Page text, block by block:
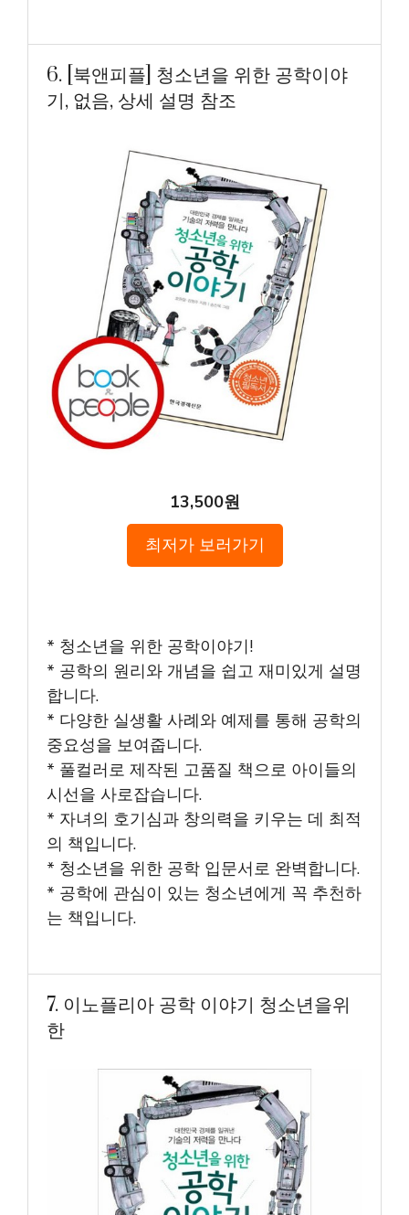
6. [북앤피플] 청소년을 위한 공학이야
기, 없음, 상세 설명 참조
13,500원
최저가 보러가기
* 청소년을 위한 공학이야기!
* 공학의 원리와 개념을 쉽고 재미있게 설명
합니다.
* 다양한 실생활 사례와 예제를 통해 공학의
중요성을 보여줍니다.
* 풀컬러로 제작된 고품질 책으로 아이들의
시선을 사로잡습니다.
* 자녀의 호기심과 창의력을 키우는 데 최적
의 책입니다.
* 청소년을 위한 공학 입문서로 완벽합니다.
* 공학에 관심이 있는 청소년에게 꼭 추천하
는 책입니다.
7. 이노플리아 공학 이야기 청소년을위
한